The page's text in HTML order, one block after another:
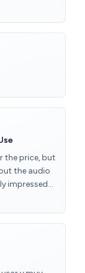
Otra cosa
Es perfecta
the price, but
the audio
impressed
ends up
behaves in
and